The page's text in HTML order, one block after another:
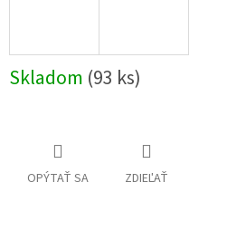
Skladom (93 ks)
OPÝTAŤ SA ZDIEĽAŤ